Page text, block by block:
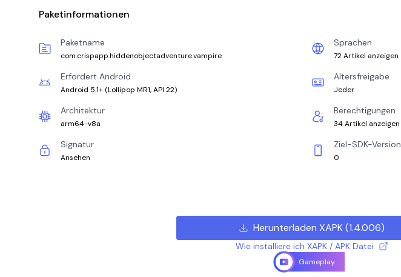
Paketinformationen
Paketname
com.crispapp.hiddenobjectadventure.vampire
Sprachen
72 Artikel anzeigen
Erfordert Android
Android 5.1+ (Lollipop MR1, API 22)
Altersfreigabe
Jeder
Architektur
arm64-v8a
Berechtigungen
34 Artikel anzeigen
Signatur
Ansehen
Ziel-SDK-Version
0
Herunterladen XAPK(1.4.006)
Wie installiere ich XAPK / APK Datei
Gameplay